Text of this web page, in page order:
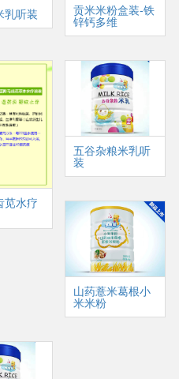
乳听装 贡米米粉盒装-铁
锌钙多维
苋水疗
五谷杂粮米乳听
装
山药薏米葛根小
米米粉